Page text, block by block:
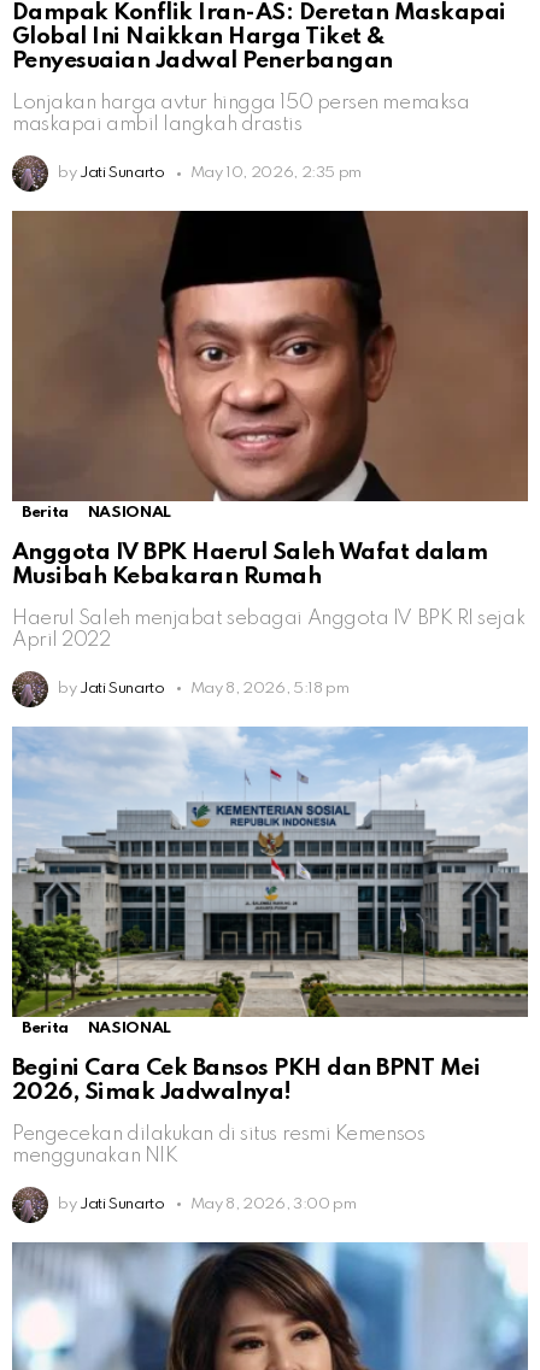
Dampak Konflik Iran-AS: Deretan Maskapai
Global Ini Naikkan Harga Tiket &
Penyesuaian Jadwal Penerbangan
Lonjakan harga avtur hingga 150 persen memaksa
maskapai ambil langkah drastis
by Jati Sunarto May 10, 2026, 2:35 pm
Berita NASIONAL
Anggota IV BPK Haerul Saleh Wafat dalam
Musibah Kebakaran Rumah
Haerul Saleh menjabat sebagai Anggota IV BPK RI sejak
April 2022
by Jati Sunarto May 8, 2026, 5:18 pm
Berita NASIONAL
Begini Cara Cek Bansos PKH dan BPNT Mei
2026, Simak Jadwalnya!
Pengecekan dilakukan di situs resmi Kemensos
menggunakan NIK
by Jati Sunarto May 8, 2026, 3:00 pm